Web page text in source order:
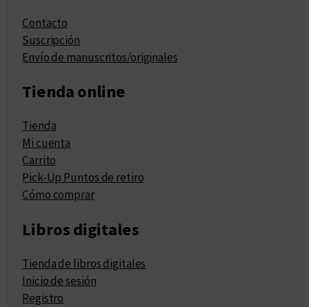
Contacto
Suscripción
Envío de manuscritos/originales
Tienda online
Tienda
Mi cuenta
Carrito
Pick-Up Puntos de retiro
Cómo comprar
Libros digitales
Tienda de libros digitales
Inicio de sesión
Registro